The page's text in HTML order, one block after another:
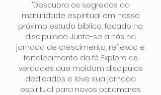
"Descubra os segredos da
maturidade espiritual em nosso
próximo estudo bíblico, focado no
discipulado. Junte-se a nós na
jornada de crescimento, reflexão e
fortalecimento da fé. Explore as
verdades que moldam discípulos
dedicados e leve sua jornada
espiritual para novos patamares.